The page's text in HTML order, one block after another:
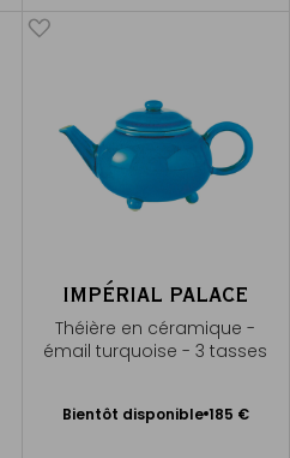
IMPÉRIAL PALACE
Théière en céramique -
émail turquoise - 3 tasses
Bientôt disponible 185 €
Me